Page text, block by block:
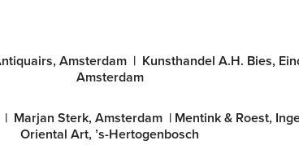
Amsterdam | Kunsthandel A.H. Bies,
Amsterdam
Marjan Sterk, Amsterdam| Mentink & Roest,
Oriental Art, ’s-Hertogenbosch